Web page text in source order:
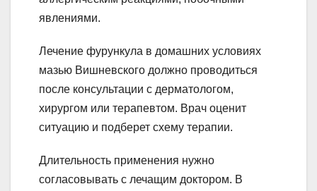
явлениями.
Лечение фурункула в домашних условиях
мазью Вишневского должно проводиться
после консультации с дерматологом,
хирургом или терапевтом. Врач оценит
ситуацию и подберет схему терапии.
Длительность применения нужно
согласовывать с лечащим доктором. В